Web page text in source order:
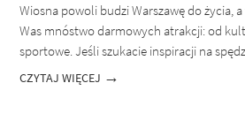
Wiosna powoli budzi Warszawę do życia,
Was mnóstwo darmowych atrakcji: od
sportowe. Jeśli szukacie inspiracji na
CZYTAJ WIĘCEJ